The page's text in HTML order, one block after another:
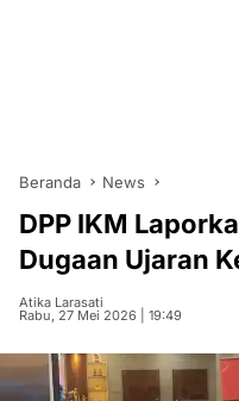
Beranda News
DPP IKM
Dugaan Ujaran
Atika Larasati
Rabu, 27 Mei 2026 | 19:49